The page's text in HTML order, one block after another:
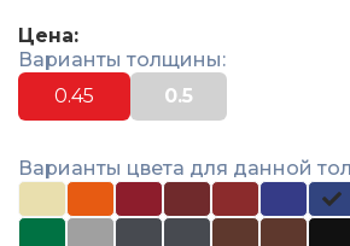
Цена:
Варианты толщины:
0.45
0.5
Варианты цвета для данной